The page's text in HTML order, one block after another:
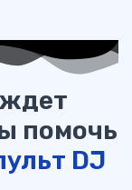
ждет
помочь
DJ